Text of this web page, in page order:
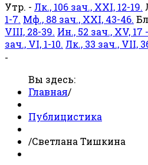
Утр. - Лк., 106 зач., XXI, 12-19.
1-7. Мф., 88 зач., XXI, 43-46.
VIII, 28-39. Ин., 52 зач., XV, 17
зач., VI, 1-10. Лк., 33 зач., VII,
-
Вы здесь:
Главная/
Публицистика
/Светлана Тишкина